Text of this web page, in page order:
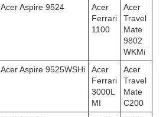
Acer Aspire 9524
Acer
Ferrari
1100
Acer
Travel
Mate
9802
WKMi
Acer Aspire 9525WSHi
Acer
Ferrari
3000L
MI
Acer
Travel
Mate
C200